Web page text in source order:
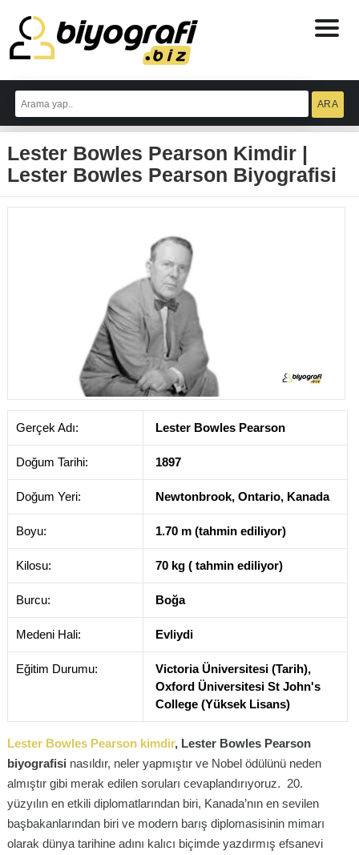
Lester Bowles Pearson Kimdir |
Lester Bowles Pearson Biyografisi
Gerçek Adı: Lester Bowles Pearson
Doğum Tarihi: 1897
Doğum Yeri: Newtonbrook, Ontario, Kanada
Boyu: 1.70 m (tahmin ediliyor)
Kilosu: 70 kg ( tahmin ediliyor)
Burcu: Boğa
Medeni Hali: Evliydi
Eğitim Durumu:
Victoria Üniversitesi (Tarih),
Oxford Üniversitesi St John's
College (Yüksek Lisans)
Lester Bowles Pearson kimdir, Lester Bowles Pearson
biyografisi nasıldır, neler yapmıştır ve Nobel ödülünü neden
almıştır gibi merak edilen soruları cevaplandırıyoruz. 20.
yüzyılın en etkili diplomatlarından biri, Kanada’nın en sevilen
başbakanlarından biri ve modern barış diplomasisinin mimarı
olarak dünya tarihine adını kalıcı biçimde yazdırmış efsanevi
ataşehir
escort
bodrum
escort
izmit
escort
escort